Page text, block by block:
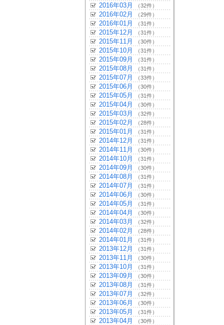
2016年03月 （32件）
2016年02月 （29件）
2016年01月 （31件）
2015年12月 （31件）
2015年11月 （30件）
2015年10月 （31件）
2015年09月 （31件）
2015年08月 （31件）
2015年07月 （33件）
2015年06月 （30件）
2015年05月 （31件）
2015年04月 （30件）
2015年03月 （32件）
2015年02月 （28件）
2015年01月 （31件）
2014年12月 （31件）
2014年11月 （30件）
2014年10月 （31件）
2014年09月 （30件）
2014年08月 （31件）
2014年07月 （31件）
2014年06月 （30件）
2014年05月 （31件）
2014年04月 （30件）
2014年03月 （32件）
2014年02月 （28件）
2014年01月 （31件）
2013年12月 （31件）
2013年11月 （30件）
2013年10月 （31件）
2013年09月 （30件）
2013年08月 （31件）
2013年07月 （32件）
2013年06月 （30件）
2013年05月 （31件）
2013年04月 （30件）